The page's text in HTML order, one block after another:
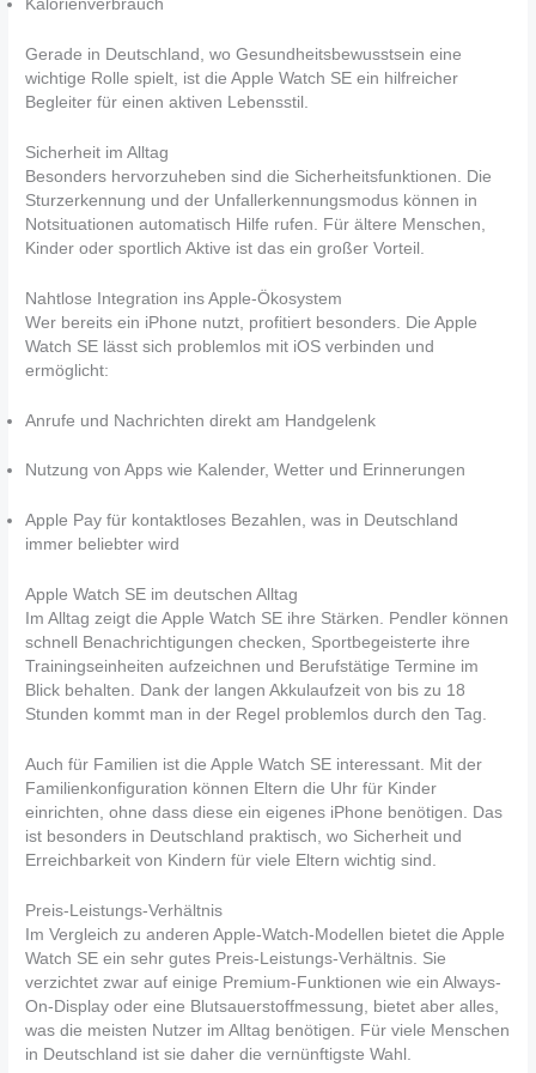
Kalorienverbrauch
Gerade in Deutschland, wo Gesundheitsbewusstsein eine
wichtige Rolle spielt, ist die Apple Watch SE ein hilfreicher
Begleiter für einen aktiven Lebensstil.
Sicherheit im Alltag
Besonders hervorzuheben sind die Sicherheitsfunktionen. Die
Sturzerkennung und der Unfallerkennungsmodus können in
Notsituationen automatisch Hilfe rufen. Für ältere Menschen,
Kinder oder sportlich Aktive ist das ein großer Vorteil.
Nahtlose Integration ins Apple-Ökosystem
Wer bereits ein iPhone nutzt, profitiert besonders. Die Apple
Watch SE lässt sich problemlos mit iOS verbinden und
ermöglicht:
Anrufe und Nachrichten direkt am Handgelenk
Nutzung von Apps wie Kalender, Wetter und Erinnerungen
Apple Pay für kontaktloses Bezahlen, was in Deutschland
immer beliebter wird
Apple Watch SE im deutschen Alltag
Im Alltag zeigt die Apple Watch SE ihre Stärken. Pendler können
schnell Benachrichtigungen checken, Sportbegeisterte ihre
Trainingseinheiten aufzeichnen und Berufstätige Termine im
Blick behalten. Dank der langen Akkulaufzeit von bis zu 18
Stunden kommt man in der Regel problemlos durch den Tag.
Auch für Familien ist die Apple Watch SE interessant. Mit der
Familienkonfiguration können Eltern die Uhr für Kinder
einrichten, ohne dass diese ein eigenes iPhone benötigen. Das
ist besonders in Deutschland praktisch, wo Sicherheit und
Erreichbarkeit von Kindern für viele Eltern wichtig sind.
Preis-Leistungs-Verhältnis
Im Vergleich zu anderen Apple-Watch-Modellen bietet die Apple
Watch SE ein sehr gutes Preis-Leistungs-Verhältnis. Sie
verzichtet zwar auf einige Premium-Funktionen wie ein Always-
On-Display oder eine Blutsauerstoffmessung, bietet aber alles,
was die meisten Nutzer im Alltag benötigen. Für viele Menschen
in Deutschland ist sie daher die vernünftigste Wahl.